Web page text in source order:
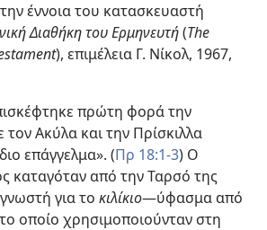
έννοια του κατασκευαστή
Διαθήκη του Ερμηνευτή(The
), επιμέλεια Γ. Νίκολ, 1967,
πρώτη φορά την
τον Ακύλα και την Πρίσκιλλα
επάγγελμα». (Πρ 18:1-3) Ο
καταγόταν από την Ταρσό της
για το κιλίκιο—ύφασμα από
οποίο χρησιμοποιούνταν στη